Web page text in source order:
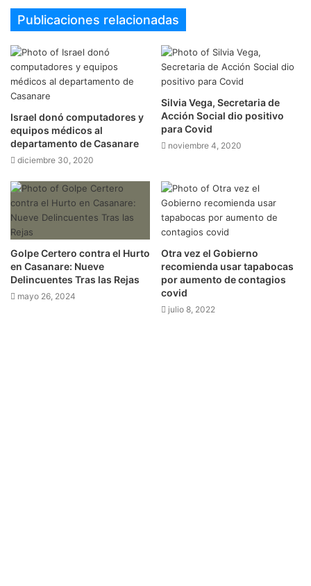
Publicaciones relacionadas
Israel donó computadores y
equipos médicos al
departamento de Casanare
diciembre 30, 2020
Silvia Vega, Secretaria de
Acción Social dio positivo
para Covid
noviembre 4, 2020
Golpe Certero contra el Hurto
en Casanare: Nueve
Delincuentes Tras las Rejas
mayo 26, 2024
Otra vez el Gobierno
recomienda usar tapabocas
por aumento de contagios
covid
julio 8, 2022